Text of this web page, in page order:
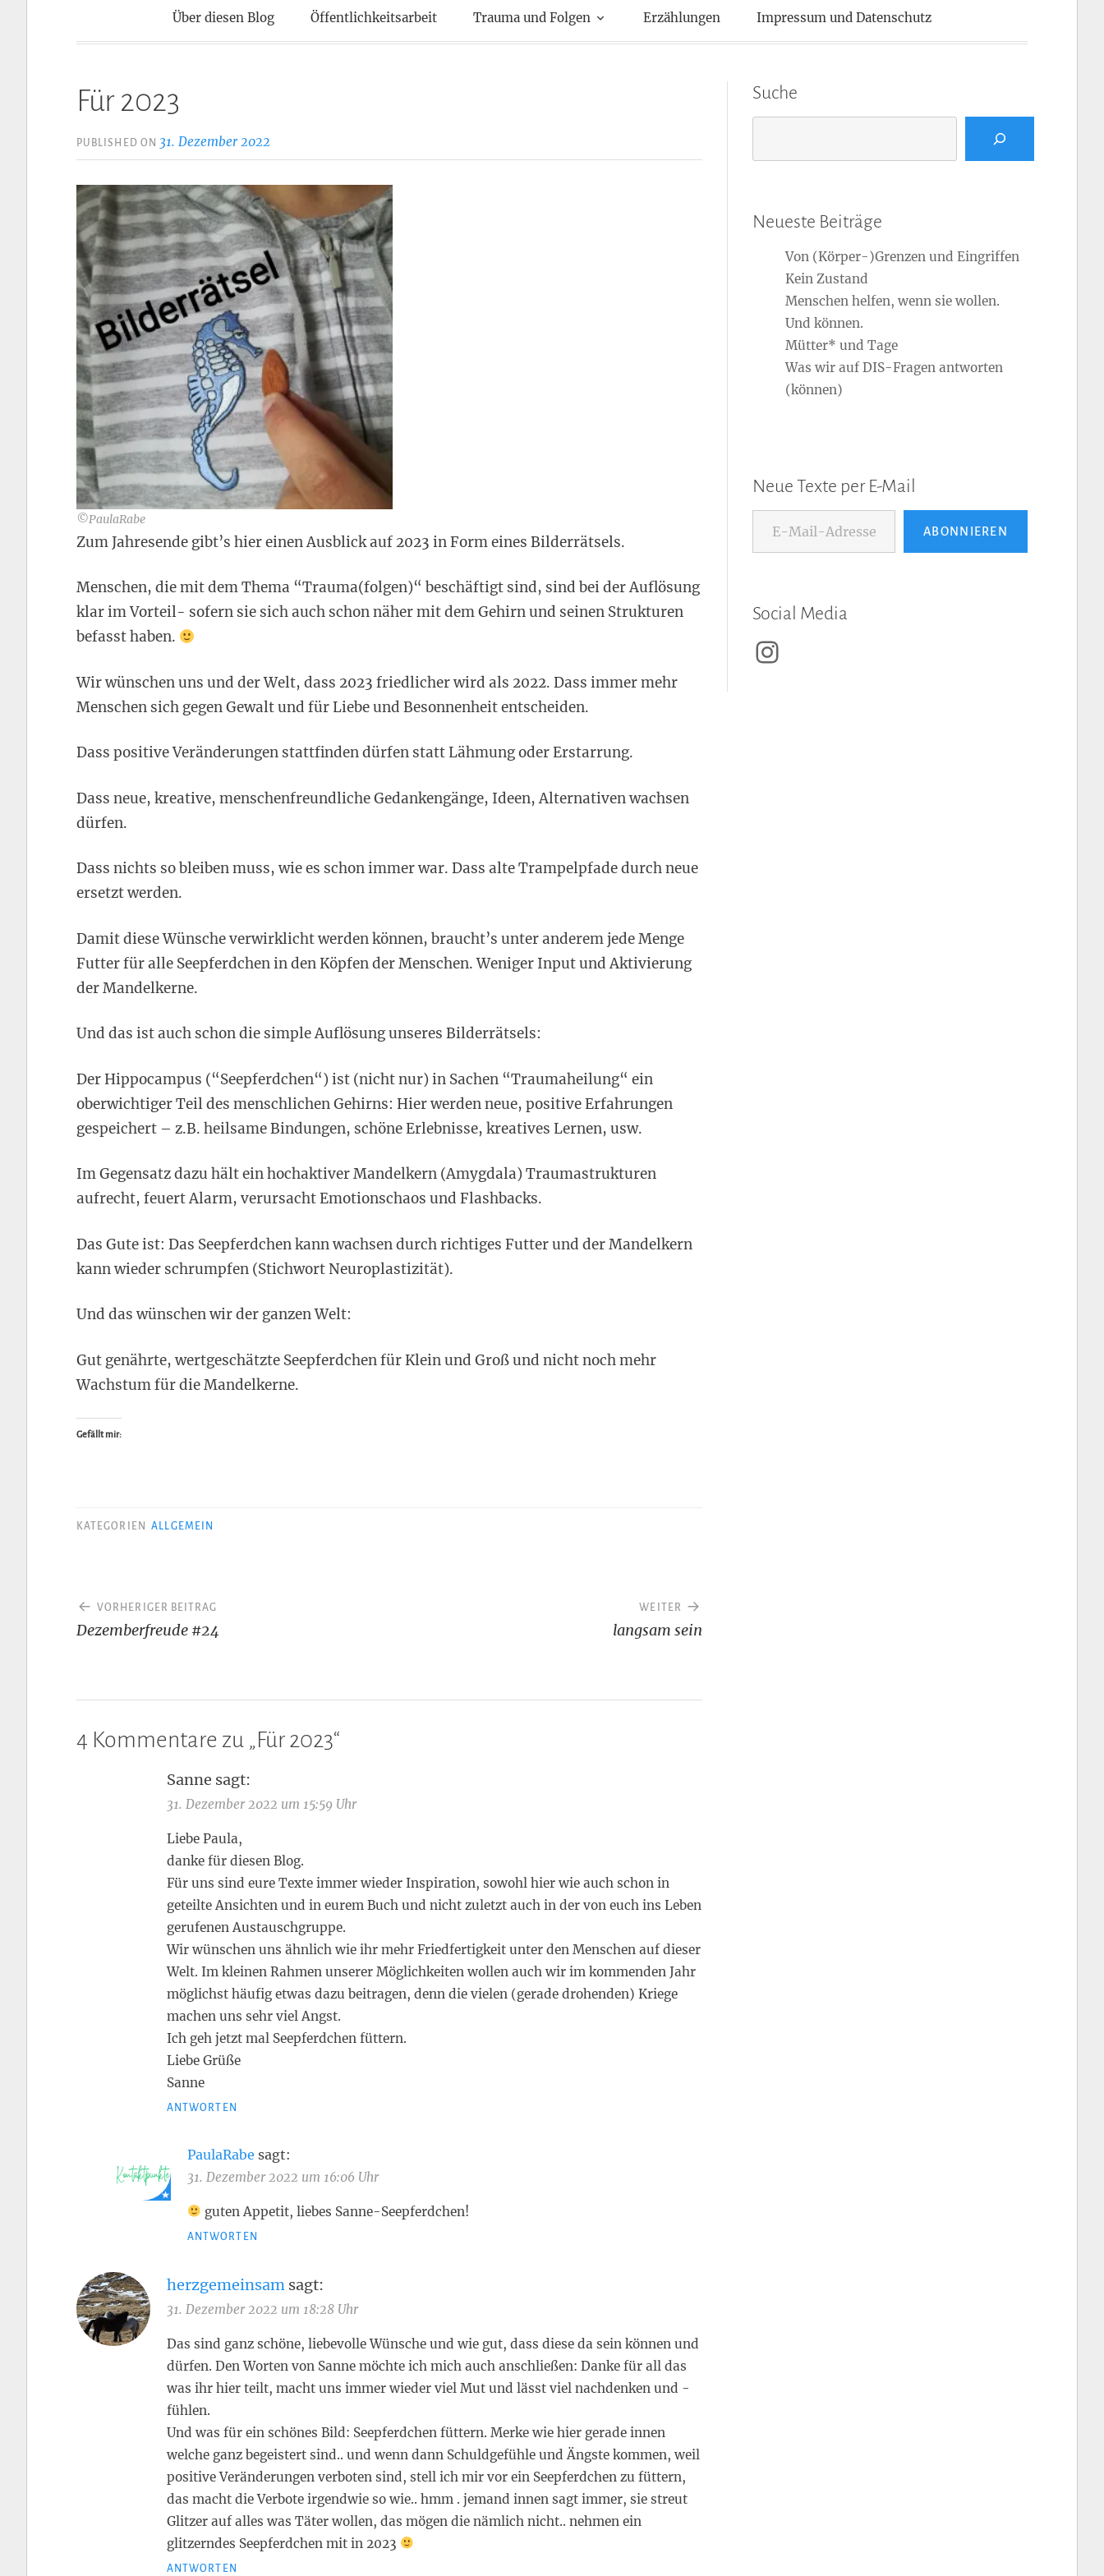
Kontaktpunkte
Über diesen Blog Öffentlichkeitsarbeit Trauma und Folgen Erzählungen Impressum und Datenschutz
Für 2023
PUBLISHED ON 31. Dezember 2022
©PaulaRabe
Zum Jahresende gibt’s hier einen Ausblick auf 2023 in Form eines Bilderrätsels.
Menschen, die mit dem Thema “Trauma(folgen)“ beschäftigt sind, sind bei der Auflösung
klar im Vorteil- sofern sie sich auch schon näher mit dem Gehirn und seinen Strukturen
befasst haben.
Wir wünschen uns und der Welt, dass 2023 friedlicher wird als 2022. Dass immer mehr
Menschen sich gegen Gewalt und für Liebe und Besonnenheit entscheiden.
Dass positive Veränderungen stattfinden dürfen statt Lähmung oder Erstarrung.
Dass neue, kreative, menschenfreundliche Gedankengänge, Ideen, Alternativen wachsen
dürfen.
Dass nichts so bleiben muss, wie es schon immer war. Dass alte Trampelpfade durch neue
ersetzt werden.
Damit diese Wünsche verwirklicht werden können, braucht’s unter anderem jede Menge
Futter für alle Seepferdchen in den Köpfen der Menschen. Weniger Input und Aktivierung
der Mandelkerne.
Und das ist auch schon die simple Auflösung unseres Bilderrätsels:
Der Hippocampus (“Seepferdchen“) ist (nicht nur) in Sachen “Traumaheilung“ ein
oberwichtiger Teil des menschlichen Gehirns: Hier werden neue, positive Erfahrungen
gespeichert – z.B. heilsame Bindungen, schöne Erlebnisse, kreatives Lernen, usw.
Im Gegensatz dazu hält ein hochaktiver Mandelkern (Amygdala) Traumastrukturen
aufrecht, feuert Alarm, verursacht Emotionschaos und Flashbacks.
Das Gute ist: Das Seepferdchen kann wachsen durch richtiges Futter und der Mandelkern
kann wieder schrumpfen (Stichwort Neuroplastizität).
Und das wünschen wir der ganzen Welt:
Gut genährte, wertgeschätzte Seepferdchen für Klein und Groß und nicht noch mehr
Wachstum für die Mandelkerne.
Gefällt mir:
KATEGORIEN ALLGEMEIN
Beitragsnavigation
VORHERIGER BEITRAG
Dezemberfreude #24
WEITER
langsam sein
4 Kommentare zu „Für 2023“
Sanne sagt:
31. Dezember 2022 um 15:59 Uhr
Liebe Paula,
danke für diesen Blog.
Für uns sind eure Texte immer wieder Inspiration, sowohl hier wie auch schon in
geteilte Ansichten und in eurem Buch und nicht zuletzt auch in der von euch ins Leben
gerufenen Austauschgruppe.
Wir wünschen uns ähnlich wie ihr mehr Friedfertigkeit unter den Menschen auf dieser
Welt. Im kleinen Rahmen unserer Möglichkeiten wollen auch wir im kommenden Jahr
möglichst häufig etwas dazu beitragen, denn die vielen (gerade drohenden) Kriege
machen uns sehr viel Angst.
Ich geh jetzt mal Seepferdchen füttern.
Liebe Grüße
Sanne
ANTWORTEN
PaulaRabe sagt:
31. Dezember 2022 um 16:06 Uhr
guten Appetit, liebes Sanne-Seepferdchen!
ANTWORTEN
herzgemeinsam sagt:
31. Dezember 2022 um 18:28 Uhr
Das sind ganz schöne, liebevolle Wünsche und wie gut, dass diese da sein können und
dürfen. Den Worten von Sanne möchte ich mich auch anschließen: Danke für all das
was ihr hier teilt, macht uns immer wieder viel Mut und lässt viel nachdenken und -
fühlen.
Und was für ein schönes Bild: Seepferdchen füttern. Merke wie hier gerade innen
welche ganz begeistert sind.. und wenn dann Schuldgefühle und Ängste kommen, weil
positive Veränderungen verboten sind, stell ich mir vor ein Seepferdchen zu füttern,
das macht die Verbote irgendwie so wie.. hmm . jemand innen sagt immer, sie streut
Glitzer auf alles was Täter wollen, das mögen die nämlich nicht.. nehmen ein
glitzerndes Seepferdchen mit in 2023
ANTWORTEN
Suche
Neueste Beiträge
Von (Körper-)Grenzen und Eingriffen
Kein Zustand
Menschen helfen, wenn sie wollen.
Und können.
Mütter* und Tage
Was wir auf DIS-Fragen antworten
(können)
Neue Texte per E-Mail
E-Mail-Adresse...
ABONNIEREN
Social Media
Instagram